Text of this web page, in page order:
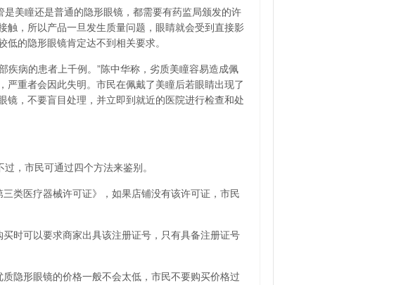
美瞳还是普通的隐形眼镜，都需要有药监局颁发的许
触，所以产品一旦发生质量问题，眼睛就会受到直接影
的隐形眼镜肯定达不到相关要求。
疾病的患者上千例。”陈中华称，劣质美瞳容易造成佩
重者会因此失明。市民在佩戴了美瞳后若眼睛出现了
镜，不要盲目处理，并立即到就近的医院进行检查和处
，市民可通过四个方法来鉴别。
类医疗器械许可证》，如果店铺没有该许可证，市民
时可以要求商家出具该注册证号，只有具备注册证号
隐形眼镜的价格一般不会太低，市民不要购买价格过